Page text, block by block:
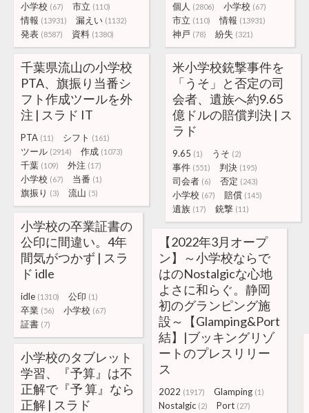
小学校 (67) 市立 (110)
情報 (13931) 漏えい (1132)
発表 (8587) 資料 (1380)
個人 (2806) 小学校 (67)
市立 (110) 情報 (13931)
神戸 (78) 紛失 (321)
千葉県流山の小学校
PTA、旗振り当番シ
フト作成ツールを外
注 | スラド IT
PTA (11) シフト (161)
ツール (2914) 作成 (1073)
千葉 (109) 外注 (17)
小学校 (67) 当番 (1)
旗振り (3) 流山 (5)
米小学校銃撃事件を
「うそ」と否定の司
会者、遺族へ約9.65
億ドルの賠償判決 | ス
ラド
9.65 (1) うそ (2)
事件 (551) 判決 (195)
司会者 (6) 否定 (243)
小学校 (67) 賠償 (145)
遺族 (17) 銃撃 (11)
小学校の卒業証書の
公印に間違い。4年
間気がつかず | スラ
ド idle
idle (1310) 公印 (1)
卒業 (56) 小学校 (67)
証書 (7)
【2022年3月オープ
ン】～小学校ならで
はのNostalgicな心地
よさに和らぐ。静岡
初のグランピング施
設～【Glamping&Port
結】|ブッキングリゾ
ートのプレスリリー
ス
2022 (1917) Glamping (1)
Nostalgic (2) Port (27)
小学校のタブレット
学習、『予算』は不
正解で『予 算』なら
正解 | スラド